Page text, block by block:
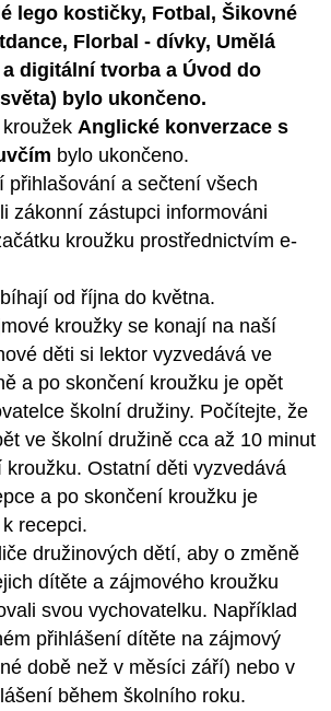
lego kostičky, Fotbal, Šikovné
Florbal - dívky, Umělá
digitální tvorba a Úvod do
bylo ukončeno.
Anglické konverzace s
bylo ukončeno.
přihlašování a sečtení všech
zákonní zástupci informováni
kroužku prostřednictvím e-
od října do května.
kroužky se konají na naší
děti si lektor vyzvedává ve
a po skončení kroužku je opět
školní družiny. Počítejte, že
ve školní družině cca až 10 minut
kroužku. Ostatní děti vyzvedává
a po skončení kroužku je
recepci.
družinových dětí, aby o změně
dítěte a zájmového kroužku
svou vychovatelku. Například
přihlášení dítěte na zájmový
době než v měsíci září) nebo v
během školního roku.